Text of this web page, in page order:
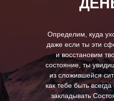
Определим, куда
даже если ты эти
и восстановим
состояние, ты
из сложившейся
как тебе быть
закладывать